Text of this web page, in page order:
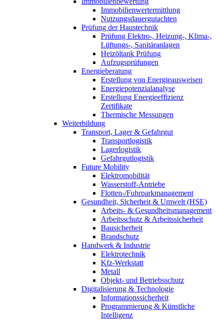
Immobilienwertermittlung
Nutzungsdauergutachten
Prüfung der Haustechnik
Prüfung Elektro-, Heizung-, Klima-,
Lüftungs-, Sanitäranlagen
Heizöltank Prüfung
Aufzugsprüfungen
Energieberatung
Erstellung von Energieausweisen
Energiepotenzialanalyse
Erstellung Energieeffizienz
Zertifikate
Thermische Messungen
Weiterbildung
Transport, Lager & Gefahrgut
Transportlogistik
Lagerlogistik
Gefahrgutlogistik
Future Mobility
Elektromobilität
Wasserstoff-Antriebe
Flotten-/Fuhrparkmanagement
Gesundheit, Sicherheit & Umwelt (HSE)
Arbeits- & Gesundheitsmanagement
Arbeitsschutz & Arbeitssicherheit
Bausicherheit
Brandschutz
Handwerk & Industrie
Elektrotechnik
Kfz-Werkstatt
Metall
Objekt- und Betriebsschutz
Digitalisierung & Technologie
Informationssicherheit
Programmierung & Künstliche
Intelligenz